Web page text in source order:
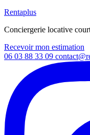
Rentaplus
Conciergerie locative
Recevoir mon estimation
06 03 88 33 09